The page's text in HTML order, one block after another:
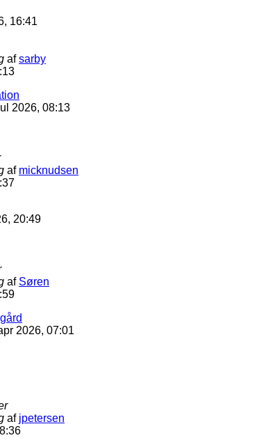
16:41
afsarby
2026, 08:13
af micknudsen
20:49
af Søren
2026, 07:01
af jpetersen